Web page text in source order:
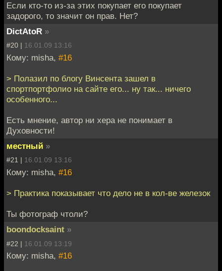
Если кто-то из-за этих покупает его покупает
задорого, то значит он прав. Нет?
DictAtoR »
#20 | 16.01.09 13:16
Кому: misha, #16
> Полазил по блогу Винсента зашел в
спортпортфолио на сайте его... ну так... ничего
особенного...
Есть мнение, автор ни хера не понимает в
Духовности!
местный »
#21 | 16.01.09 13:16
Кому: misha, #16
> Практика показывает что дело не в кол-ве железок
Ты фотограф чтоли?
boondocksaint »
#22 | 16.01.09 13:19
Кому: misha, #16